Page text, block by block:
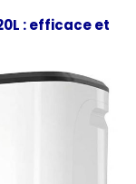
: efficace et